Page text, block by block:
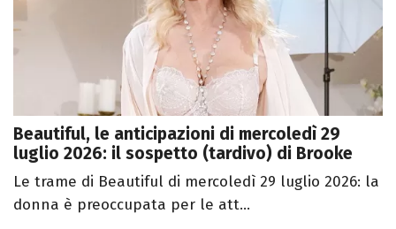
Beautiful, le anticipazioni di mercoledì 29
luglio 2026: il sospetto (tardivo) di Brooke
Le trame di Beautiful di mercoledì 29 luglio 2026: la
donna è preoccupata per le att...